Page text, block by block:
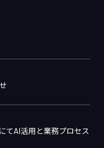
てAI活用と業務プロセス